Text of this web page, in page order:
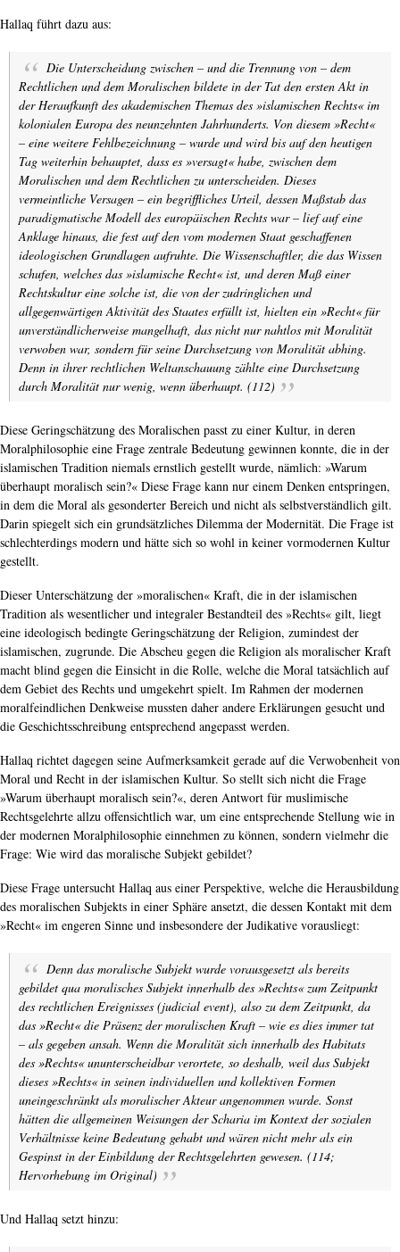
Hallaq führt dazu aus:
Die Unterscheidung zwischen – und die Trennung von – dem
Rechtlichen und dem Moralischen bildete in der Tat den ersten Akt in
der Heraufkunft des akademischen Themas des »islamischen Rechts« im
kolonialen Europa des neunzehnten Jahrhunderts. Von diesem »Recht«
– eine weitere Fehlbezeichnung – wurde und wird bis auf den heutigen
Tag weiterhin behauptet, dass es »versagt« habe, zwischen dem
Moralischen und dem Rechtlichen zu unterscheiden. Dieses
vermeintliche Versagen – ein begriffliches Urteil, dessen Maßstab das
paradigmatische Modell des europäischen Rechts war – lief auf eine
Anklage hinaus, die fest auf den vom modernen Staat geschaffenen
ideologischen Grundlagen aufruhte. Die Wissenschaftler, die das Wissen
schufen, welches das »islamische Recht« ist, und deren Maß einer
Rechtskultur eine solche ist, die von der zudringlichen und
allgegenwärtigen Aktivität des Staates erfüllt ist, hielten ein »Recht« für
unverständlicherweise mangelhaft, das nicht nur nahtlos mit Moralität
verwoben war, sondern für seine Durchsetzung von Moralität abhing.
Denn in ihrer rechtlichen Weltanschauung zählte eine Durchsetzung
durch Moralität nur wenig, wenn überhaupt. (112)
Diese Geringschätzung des Moralischen passt zu einer Kultur, in deren
Moralphilosophie eine Frage zentrale Bedeutung gewinnen konnte, die in der
islamischen Tradition niemals ernstlich gestellt wurde, nämlich: »Warum
überhaupt moralisch sein?« Diese Frage kann nur einem Denken entspringen,
in dem die Moral als gesonderter Bereich und nicht als selbstverständlich gilt.
Darin spiegelt sich ein grundsätzliches Dilemma der Modernität. Die Frage ist
schlechterdings modern und hätte sich so wohl in keiner vormodernen Kultur
gestellt.
Dieser Unterschätzung der »moralischen« Kraft, die in der islamischen
Tradition als wesentlicher und integraler Bestandteil des »Rechts« gilt, liegt
eine ideologisch bedingte Geringschätzung der Religion, zumindest der
islamischen, zugrunde. Die Abscheu gegen die Religion als moralischer Kraft
macht blind gegen die Einsicht in die Rolle, welche die Moral tatsächlich auf
dem Gebiet des Rechts und umgekehrt spielt. Im Rahmen der modernen
moralfeindlichen Denkweise mussten daher andere Erklärungen gesucht und
die Geschichtsschreibung entsprechend angepasst werden.
Hallaq richtet dagegen seine Aufmerksamkeit gerade auf die Verwobenheit von
Moral und Recht in der islamischen Kultur. So stellt sich nicht die Frage
»Warum überhaupt moralisch sein?«, deren Antwort für muslimische
Rechtsgelehrte allzu offensichtlich war, um eine entsprechende Stellung wie in
der modernen Moralphilosophie einnehmen zu können, sondern vielmehr die
Frage: Wie wird das moralische Subjekt gebildet?
Diese Frage untersucht Hallaq aus einer Perspektive, welche die Herausbildung
des moralischen Subjekts in einer Sphäre ansetzt, die dessen Kontakt mit dem
»Recht« im engeren Sinne und insbesondere der Judikative vorausliegt:
Denn das moralische Subjekt wurde vorausgesetzt alsbereits
gebildet qua moralisches Subjekt innerhalb des »Rechts« zum Zeitpunkt
des rechtlichen Ereignisses (judicial event), also zu dem Zeitpunkt, da
das »Recht« die Präsenz der moralischen Kraft – wie es dies immer tat
– als gegeben ansah. Wenn die Moralität sich innerhalb des Habitats
des »Rechts« ununterscheidbar verortete, so deshalb, weil das Subjekt
dieses »Rechts« in seinen individuellen und kollektiven Formen
uneingeschränkt als moralischer Akteur angenommen wurde. Sonst
hätten die allgemeinen Weisungen der Scharia im Kontext der sozialen
Verhältnisse keine Bedeutung gehabt und wären nicht mehr als ein
Gespinst in der Einbildung der Rechtsgelehrten gewesen. (114;
Hervorhebung im Original)
Und Hallaq setzt hinzu: